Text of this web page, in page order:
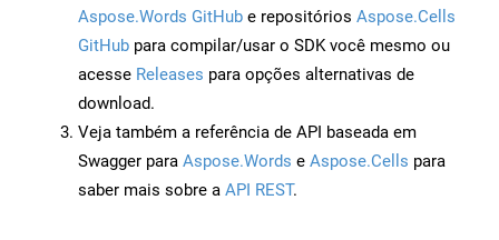
Aspose.Words GitHub e repositórios Aspose.Cells
GitHub para compilar/usar o SDK você mesmo ou
acesse Releases para opções alternativas de
download.
Veja também a referência de API baseada em
Swagger para Aspose.Words e Aspose.Cells para
saber mais sobre a API REST.